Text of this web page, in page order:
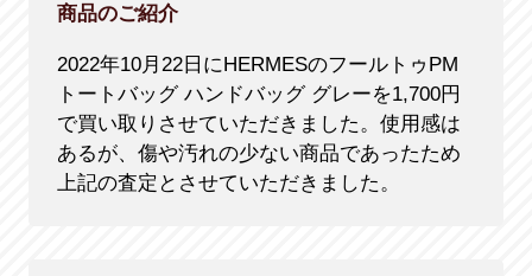
商品のご紹介
2022年10月22日にHERMESのフールトゥPM
トートバッグ ハンドバッグ グレーを1,700円
で買い取りさせていただきました。使用感は
あるが、傷や汚れの少ない商品であったため
上記の査定とさせていただきました。